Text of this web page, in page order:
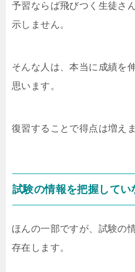
予習ならば飛びつく生徒さ
示しません。
そんな人は、本当に成績を
思います。
復習することで得点は増えま
試験の情報を把握してい
ほんの一部ですが、試験の
存在します。